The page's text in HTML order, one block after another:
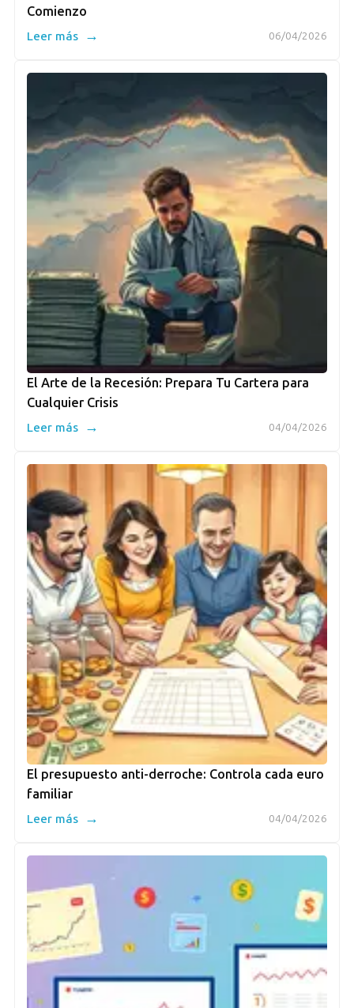
Comienzo
06/04/2026
Leer más →
El Arte de la Recesión: Prepara Tu Cartera para
Cualquier Crisis
04/04/2026
Leer más →
El presupuesto anti-derroche: Controla cada euro
familiar
04/04/2026
Leer más →